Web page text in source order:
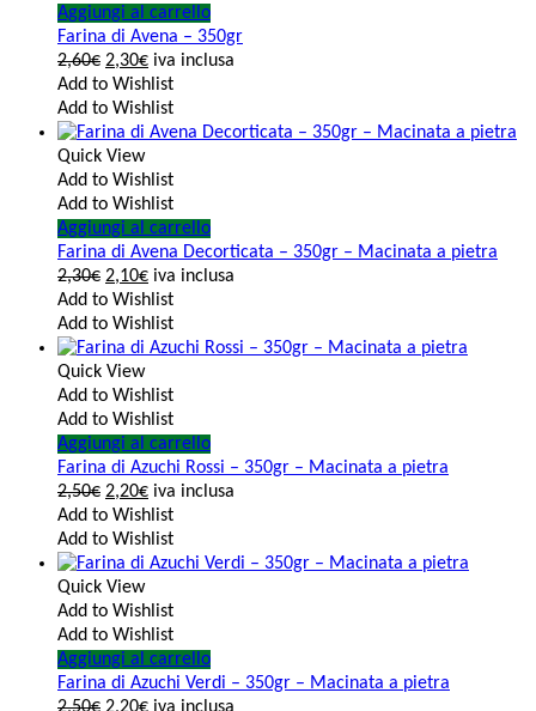
Aggiungi al carrello
Farina di Avena – 350gr
2,60€ 2,30€ iva inclusa
Add to Wishlist
Add to Wishlist
Quick View
Add to Wishlist
Add to Wishlist
Aggiungi al carrello
Farina di Avena Decorticata – 350gr – Macinata a pietra
2,30€ 2,10€ iva inclusa
Add to Wishlist
Add to Wishlist
Quick View
Add to Wishlist
Add to Wishlist
Aggiungi al carrello
Farina di Azuchi Rossi – 350gr – Macinata a pietra
2,50€ 2,20€ iva inclusa
Add to Wishlist
Add to Wishlist
Quick View
Add to Wishlist
Add to Wishlist
Aggiungi al carrello
Farina di Azuchi Verdi – 350gr – Macinata a pietra